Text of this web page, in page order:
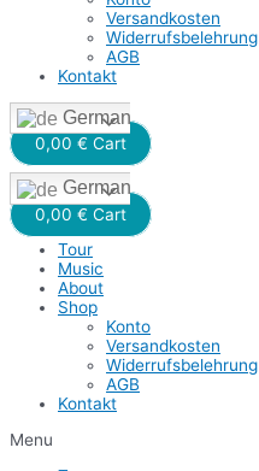
Versandkosten
Widerrufsbelehrung
AGB
Kontakt
German
0,00 € Cart
German
0,00 € Cart
Tour
Music
About
Shop
Konto
Versandkosten
Widerrufsbelehrung
AGB
Kontakt
Menu